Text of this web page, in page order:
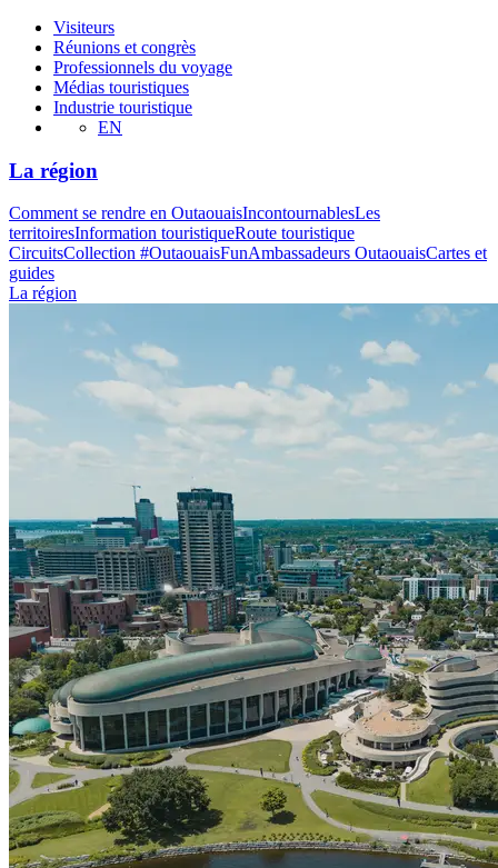
Visiteurs
Réunions et congrès
Professionnels du voyage
Médias touristiques
Industrie touristique
EN
La région
Comment se rendre en OutaouaisIncontournablesLes
territoiresInformation touristiqueRoute touristique
CircuitsCollection #OutaouaisFunAmbassadeurs OutaouaisCartes et
guides
La région